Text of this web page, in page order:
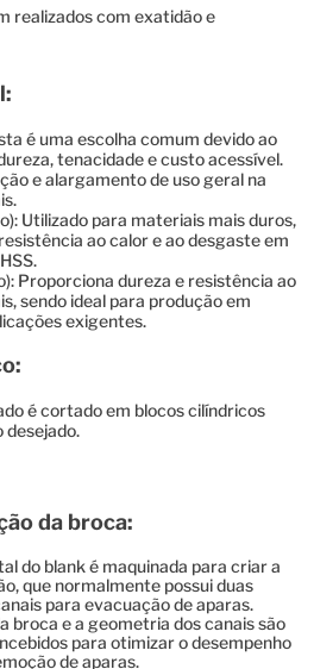
realizados com exatidão e
é uma escolha comum devido ao
tenacidade e custo acessível.
e alargamento de uso geral na
Utilizado para materiais mais duros,
ao calor e ao desgaste em
Proporciona dureza e resistência ao
sendo ideal para produção em
exigentes.
é cortado em blocos cilíndricos
da broca:
do blank é maquinada para criar a
que normalmente possui duas
para evacuação de aparas.
broca e a geometria dos canais são
para otimizar o desempenho
de aparas.